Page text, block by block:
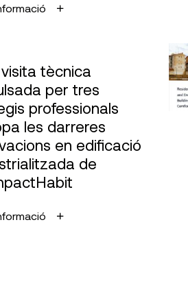
tècnica
per tres
professionals
les darreres
en edificació
de